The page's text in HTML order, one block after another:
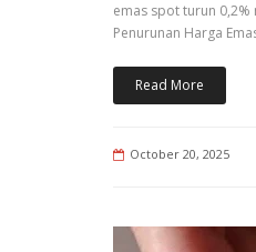
emas spot turun
Penurunan Harga
Read More
October 20, 2025